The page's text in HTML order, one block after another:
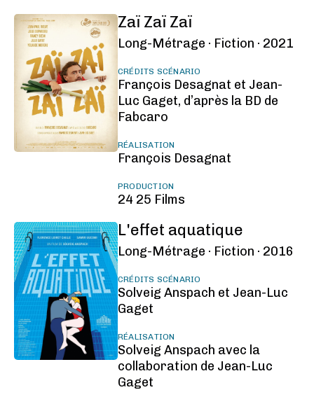
Zaï Zaï Zaï
Long-Métrage · Fiction · 2021
CRÉDITS SCÉNARIO
François Desagnat et Jean-
Luc Gaget, d’après la BD de
Fabcaro
RÉALISATION
François Desagnat
PRODUCTION
24 25 Films
L'effet aquatique
Long-Métrage · Fiction · 2016
CRÉDITS SCÉNARIO
Solveig Anspach et Jean-Luc
Gaget
RÉALISATION
Solveig Anspach avec la
collaboration de Jean-Luc
Gaget